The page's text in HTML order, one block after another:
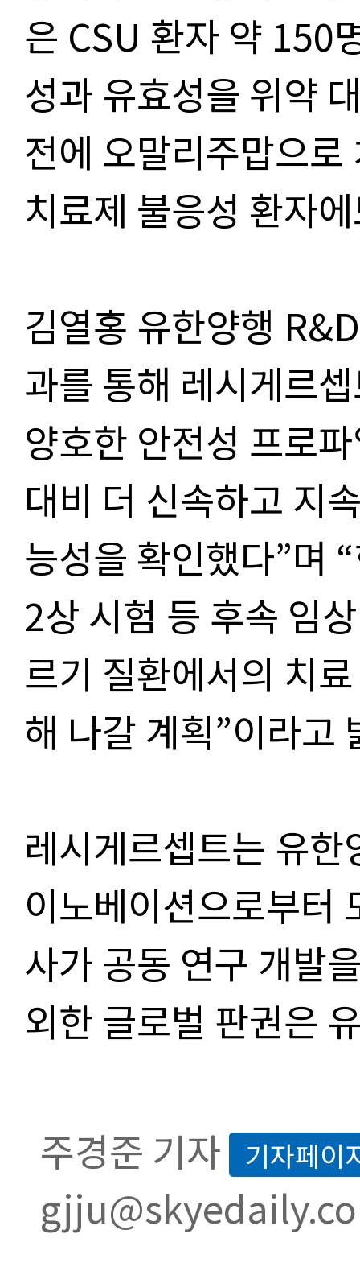
은 CSU 환자 약 150
성과 유효성을 위약
전에 오말리주맙으
치료제 불응성 환자
김열홍 유한양행
과를 통해 레시게르
양호한 안전성 프로
대비 더 신속하고 지
능성을 확인했다”며
2상 시험 등 후속 임
르기 질환에서의 치
해 나갈 계획”이라고
레시게르셉트는 유
이노베이션으로부터
사가 공동 연구 개발
외한 글로벌 판권은
주경준 기자 기자페이